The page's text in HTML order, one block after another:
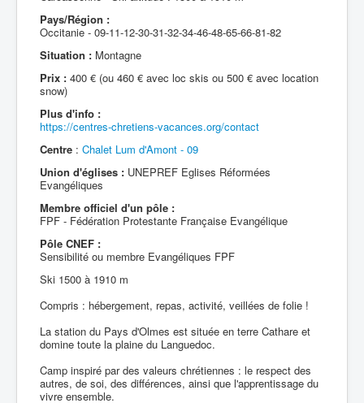
Pays/Région :
Occitanie - 09-11-12-30-31-32-34-46-48-65-66-81-82
Situation : Montagne
Prix : 400 € (ou 460 € avec loc skis ou 500 € avec location
snow)
Plus d'info :
https://centres-chretiens-vacances.org/contact
Centre : Chalet Lum d'Amont - 09
Union d'églises : UNEPREF Eglises Réformées
Evangéliques
Membre officiel d'un pôle :
FPF - Fédération Protestante Française Evangélique
Pôle CNEF :
Sensibilité ou membre Evangéliques FPF
Ski 1500 à 1910 m
Compris : hébergement, repas, activité, veillées de folie !
La station du Pays d'Olmes est située en terre Cathare et
domine toute la plaine du Languedoc.
Camp inspiré par des valeurs chrétiennes : le respect des
autres, de soi, des différences, ainsi que l'apprentissage du
vivre ensemble.